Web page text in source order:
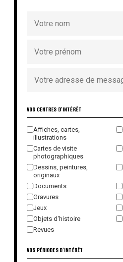
VOS CENTRES D'INTÉRÊT
Affiches, cartes,
illustrations
Cartes de visite
photographiques
Dessins, peintures,
originaux
Documents
Gravures
Jeux
Objets d'histoire
Revues
VOS PÉRIODES D'INTÉRÊT